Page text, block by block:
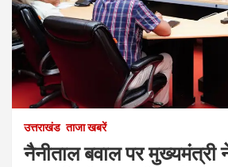
उत्तराखंड ताजा खबरें
नैनीताल बवाल पर मुख्यमंत्री